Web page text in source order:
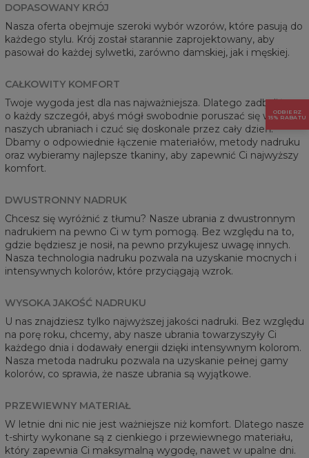
DOPASOWANY KRÓJ
Nasza oferta obejmuje szeroki wybór wzorów, które pasują do
każdego stylu. Krój został starannie zaprojektowany, aby
pasował do każdej sylwetki, zarówno damskiej, jak i męskiej.
CAŁKOWITY KOMFORT
Twoje wygoda jest dla nas najważniejsza. Dlatego zadbaliśmy
o każdy szczegół, abyś mógł swobodnie poruszać się w
naszych ubraniach i czuć się doskonale przez cały dzień.
Dbamy o odpowiednie łączenie materiałów, metody nadruku
oraz wybieramy najlepsze tkaniny, aby zapewnić Ci najwyższy
komfort.
DWUSTRONNY NADRUK
Chcesz się wyróżnić z tłumu? Nasze ubrania z dwustronnym
nadrukiem na pewno Ci w tym pomogą. Bez względu na to,
gdzie będziesz je nosił, na pewno przykujesz uwagę innych.
Nasza technologia nadruku pozwala na uzyskanie mocnych i
intensywnych kolorów, które przyciągają wzrok.
WYSOKA JAKOŚĆ NADRUKU
U nas znajdziesz tylko najwyższej jakości nadruki. Bez względu
na porę roku, chcemy, aby nasze ubrania towarzyszyły Ci
każdego dnia i dodawały energii dzięki intensywnym kolorom.
Nasza metoda nadruku pozwala na uzyskanie pełnej gamy
kolorów, co sprawia, że nasze ubrania są wyjątkowe.
PRZEWIEWNY MATERIAŁ
W letnie dni nic nie jest ważniejsze niż komfort. Dlatego nasze
t-shirty wykonane są z cienkiego i przewiewnego materiału,
który zapewnia Ci maksymalną wygodę, nawet w upalne dni.
ODBIERZ
15% RABATU